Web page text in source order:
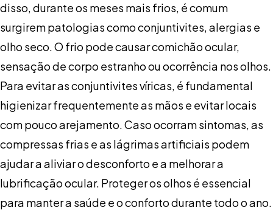
disso, durante os meses mais frios, é comum
surgirem patologias como conjuntivites, alergias e
olho seco. O frio pode causar comichão ocular,
sensação de corpo estranho ou ocorrência nos olhos.
Para evitar as conjuntivites víricas, é fundamental
higienizar frequentemente as mãos e evitar locais
com pouco arejamento. Caso ocorram sintomas, as
compressas frias e as lágrimas artificiais podem
ajudar a aliviar o desconforto e a melhorar a
lubrificação ocular. Proteger os olhos é essencial
para manter a saúde e o conforto durante todo o ano.